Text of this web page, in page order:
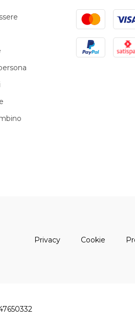
MastercardVisa
PayPal
Privacy(apre una nuova
Cookie (apre